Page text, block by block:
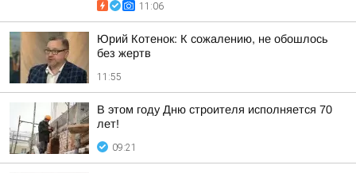
11:06
Юрий Котенок: К сожалению, не обошлось
без жертв
11:55
В этом году Дню строителя исполняется 70
лет!
09:21